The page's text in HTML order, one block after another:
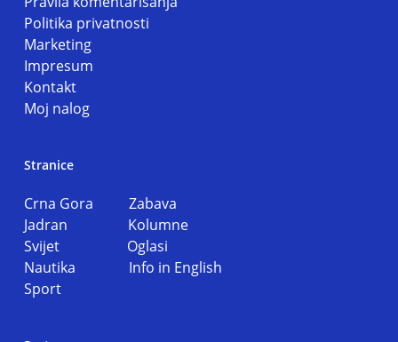
Politika privatnosti
Marketing
Impresum
Kontakt
Moj nalog
Stranice
Crna Gora Zabava
Jadran Kolumne
Svijet Oglasi
Nautika Info in English
Sport